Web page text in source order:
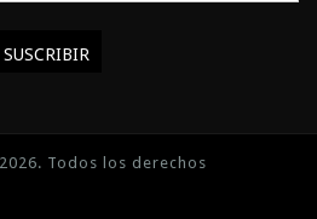
Todos los derechos